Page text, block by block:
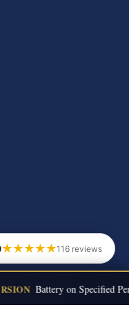
Battery on Specified
★★★★★116 reviews